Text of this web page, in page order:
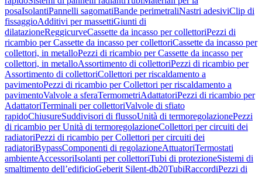
posaIsolantiPannelli sagomatiBande perimetraliNastri adesiviClip di
fissaggioAdditivi per massettiGiunti di
dilatazioneReggicurveCassette da incasso per collettoriPezzi di
ricambio per Cassette da incasso per collettoriCassette da incasso per
collettori, in metalloPezzi di ricambio per Cassette da incasso per
collettori, in metalloAssortimento di collettoriPezzi di ricambio per
Assortimento di collettoriCollettori per riscaldamento a
pavimentoPezzi di ricambio per Collettori per riscaldamento a
pavimentoValvole a sferaTermometriAdattatoriPezzi di ricambio per
AdattatoriTerminali per collettoriValvole di sfiato
rapidoChiusureSuddivisori di flussoUnità di termoregolazionePezzi
di ricambio per Unità di termoregolazioneCollettori per circuiti dei
radiatoriPezzi di ricambio per Collettori per circuiti dei
radiatoriBypassComponenti di regolazioneAttuatoriTermostati
ambienteAccessoriIsolanti per collettoriTubi di protezioneSistemi di
smaltimento dell’edificioGeberit Silent-db20TubiRaccordiPezzi di